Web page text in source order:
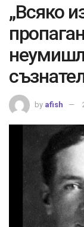
„Всяко
by afish